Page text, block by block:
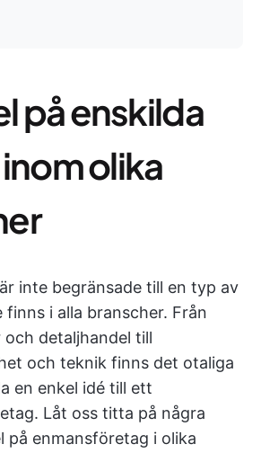
på enskilda
olika
inte begränsade till en typ av
finns i alla branscher. Från
detaljhandel till
och teknik finns det otaliga
en enkel idé till ett
Låt oss titta på några
på enmansföretag i olika